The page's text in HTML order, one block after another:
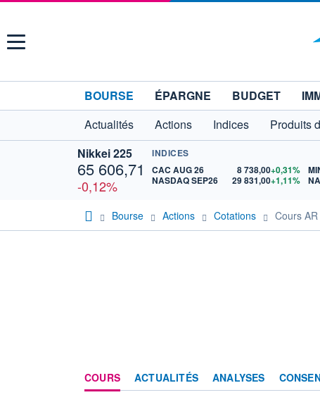
Menu
BOURSE ÉPARGNE BUDGET
Actualités
Actions Indices Produits
Nikkei 225
65 606,71
-0,12%
INDICES
CAC AUG 26
8 738,00+0,31%
NASDAQ SEP26
29 831,00+1,11%
Bourse Actions Cotations Cours
COURS ACTUALITÉS ANALYSES